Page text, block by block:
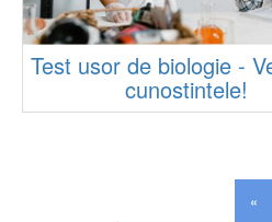
Test usor de biologie -
cunostintele!
«